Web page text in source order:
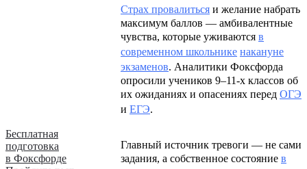
Страх провалиться и желание набрать
максимум баллов — амбивалентные
чувства, которые уживаются в
современном школьнике накануне
экзаменов. Аналитики Фоксфорда
опросили учеников 9–11-х классов об
их ожиданиях и опасениях перед ОГЭ
и ЕГЭ.
Бесплатная
подготовка
в Фоксфорде
Главный источник тревоги — не сами
задания, а собственное состояние в